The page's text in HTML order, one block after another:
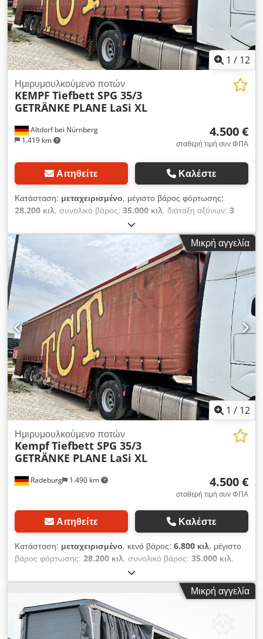
1 / 12
Altdorf bei Nürnberg
1.419 km
Ημιρυμουλκούμενο ποτών
KEMPF Tiefbett SPG 35/3
GETRÄNKE PLANE LaSi XL
4.500 €
σταθερή τιμή συν ΦΠΑ
Αιτηθείτε Καλέστε
Κατάσταση: μεταχειρισμένο, μέγιστο βάρος φόρτωσης:
28.200 κιλ, συνολικό βάρος: 35.000 κιλ, διάταξη αξόνων: 3
12/2011
μοντέλου: 2011 Chjdjyy Eutjpfx Alcoa Λοιπές διαστάσεις και
βάρη * Ωφέλιμο φορτίο: 28.200 kg * Επιτρεπόμενο μικτό
βάρος: 35.000 kg ----Τοποθεσία οχήματος: Noris Truck
Center GmbH, 90518 Altdorf bei Nürnberg Με επιφύλαξη
σφαλμάτων και αλλαγών
Μικρή αγγελία
1 / 12
Radeburg 1.490 km
Ημιρυμουλκούμενο ποτών
KempfTiefbett SPG 35/3
GETRÄNKE PLANE LaSi XL
4.500 €
σταθερή τιμή συν ΦΠΑ
Αιτηθείτε Καλέστε
Κατάσταση: μεταχειρισμένο, κενό βάρος: 6.800 κιλ, μέγιστο
βάρος φόρτωσης: 28.200 κιλ, συνολικό βάρος: 35.000 κιλ,
, πρώτη ταξινόμηση:
χρώμα:κόκκινο, τύπος μετάδοσης:μηχανικός, Καθαρό
βάρος: 6.800 kg, επιτρεπόμενο συνολικό βάρος: 35.000 kg,
Τοποθεσία οχήματος: Noris Truck Center GmbH, 90518
Altdorf κοντά στη Νυρεμβέργη. Επιφύλαξη για λάθη και
αλλαγές. Chodsyy D U Sopfx Alcea
Μικρή αγγελία